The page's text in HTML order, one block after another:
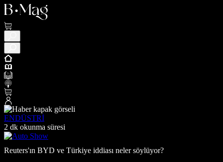
ENDÜSTRİ
2 dk okunma süresi
Reuters'ın BYD ve Türkiye iddiası neler söylüyor?